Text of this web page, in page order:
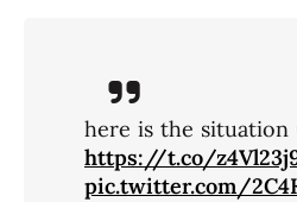
here is the situation
https://t.co/
pic.twitter.com/